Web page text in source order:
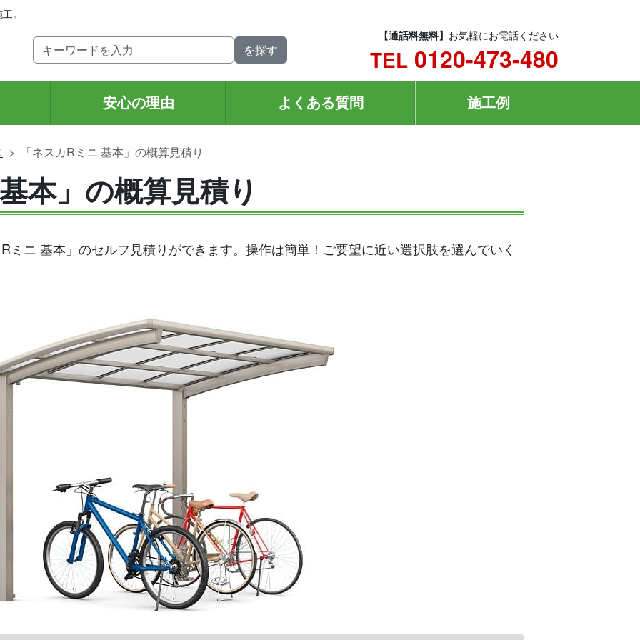
。
【通話料無料】 お気軽にお電話ください
TEL 0120-473-480
安心の理由 よくある質問 施工例
「ネスカRミニ 基本」の概算見積り
本」の概算見積り
ミニ 基本」のセルフ見積りができます。操作は簡単！ご要望に近い選択肢を選んでいく